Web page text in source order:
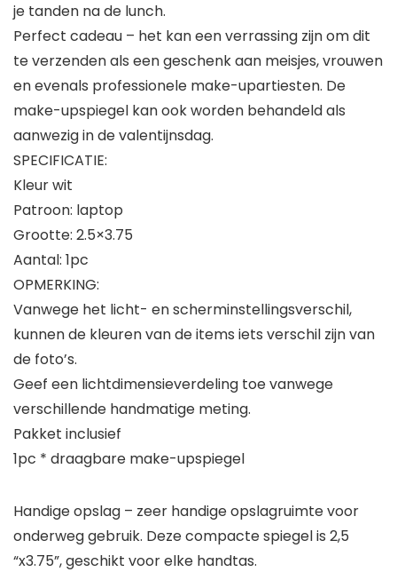
je tanden na de lunch.
Perfect cadeau – het kan een verrassing zijn om dit
te verzenden als een geschenk aan meisjes, vrouwen
en evenals professionele make-upartiesten. De
make-upspiegel kan ook worden behandeld als
aanwezig in de valentijnsdag.
SPECIFICATIE:
Kleur wit
Patroon: laptop
Grootte: 2.5×3.75
Aantal: 1pc
OPMERKING:
Vanwege het licht- en scherminstellingsverschil,
kunnen de kleuren van de items iets verschil zijn van
de foto’s.
Geef een lichtdimensieverdeling toe vanwege
verschillende handmatige meting.
Pakket inclusief
1pc * draagbare make-upspiegel
Handige opslag – zeer handige opslagruimte voor
onderweg gebruik. Deze compacte spiegel is 2,5
“x3.75”, geschikt voor elke handtas.